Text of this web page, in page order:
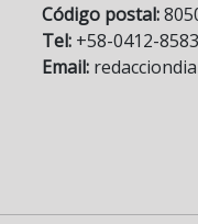
Código postal:
Tel: +58-0412-
Email: